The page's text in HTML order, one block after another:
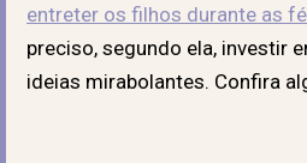
entreter os filhos durante as
preciso, segundo ela, investir
ideias mirabolantes. Confira